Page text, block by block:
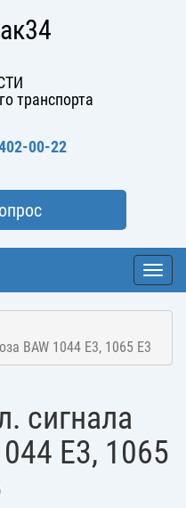
транспорта
00-22
BAW 1044 Е3, 1065 Е3
сигнала
Е3, 1065